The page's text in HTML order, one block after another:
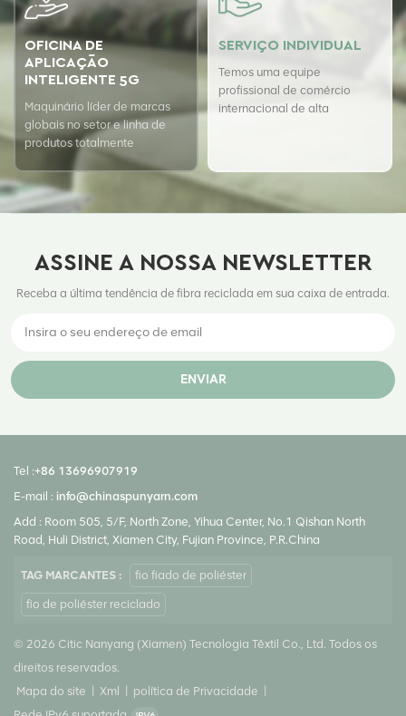
qualidade.
OFICINA DE
APLICAÇÃO
INTELIGENTE 5G
Maquinário líder de marcas
globais no setor e linha de
produtos totalmente
automática
SERVIÇO INDIVIDUAL
Temos uma equipe
profissional de comércio
internacional de alta
ASSINE A NOSSA NEWSLETTER
Receba a última tendência de fibra reciclada em sua caixa de entrada.
ENVIAR
Tel :+86 13696907919
E-mail : info@chinaspunyarn.com
Add : Room 505, 5/F, North Zone, Yihua Center, No.1 Qishan North
Road, Huli District, Xiamen City, Fujian Province, P.R.China
TAG MARCANTES : fio fiado de poliéster
fio de poliéster reciclado
© 2026 Citic Nanyang (Xiamen) Tecnologia Têxtil Co., Ltd. Todos os
direitos reservados.
Mapa do site
Xml política de Privacidade